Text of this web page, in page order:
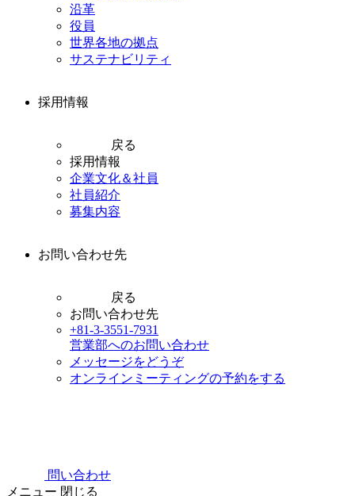
沿革
役員
世界各地の拠点
サステナビリティ
採用情報
戻る
採用情報
企業文化＆社員
社員紹介
募集内容
お問い合わせ先
戻る
お問い合わせ先
+81-3-3551-7931
営業部へのお問い合わせ
メッセージをどうぞ
オンラインミーティングの予約をする
問い合わせ
メニュー 閉じる